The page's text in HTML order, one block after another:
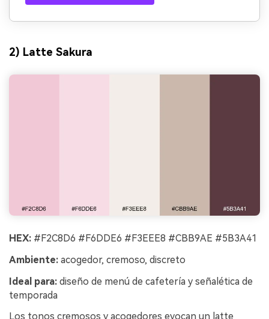
2) Latte Sakura
HEX: #F2C8D6 #F6DDE6 #F3EEE8 #CBB9AE #5B3A41
Ambiente: acogedor, cremoso, discreto
Ideal para: diseño de menú de cafetería y señalética de
temporada
Los tonos cremosos y acogedores evocan un latte